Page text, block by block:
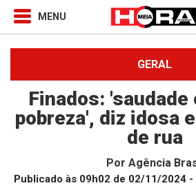
GERAL
Finados: 'saudade
pobreza', diz idosa
de rua
Por Agência
Publicado às 09h02 de 02/11/2024 -